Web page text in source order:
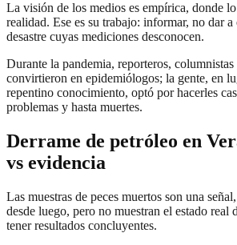
La visión de los medios es empírica, donde
realidad. Ese es su trabajo: informar, no dar
desastre cuyas mediciones desconocen.
Durante la pandemia, reporteros, columnistas
convirtieron en epidemiólogos; la gente, en
repentino conocimiento, optó por hacerles
problemas y hasta muertes.
Derrame de petróleo en
vs evidencia
Las muestras de peces muertos son una
desde luego, pero no muestran el estado real
tener resultados concluyentes.